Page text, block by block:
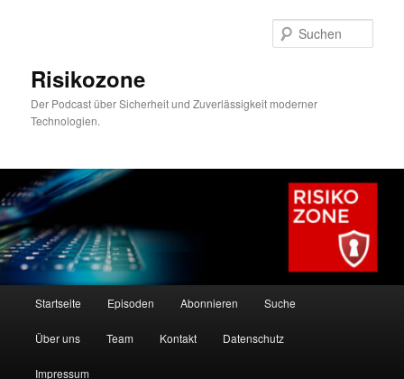
Risikozone
Der Podcast über Sicherheit und Zuverlässigkeit moderner
Technologien.
Startseite Episoden Abonnieren Suche
Über uns Team Kontakt Datenschutz
Impressum